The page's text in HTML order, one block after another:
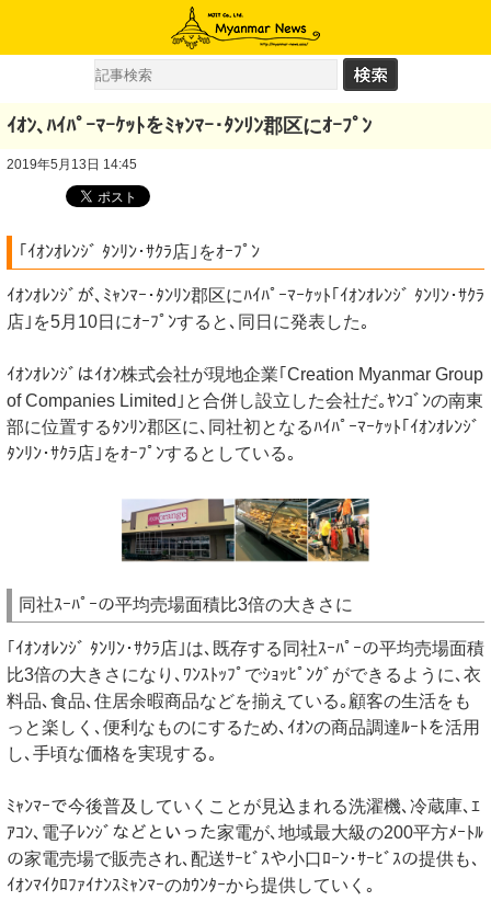
ｲｵﾝ､ﾊｲﾊﾟｰﾏｰｹｯﾄをﾐｬﾝﾏｰ･ﾀﾝﾘﾝ郡区にｵｰﾌﾟﾝ
2019年5月13日 14:45
｢ｲｵﾝｵﾚﾝｼﾞ ﾀﾝﾘﾝ･ｻｸﾗ店｣をｵｰﾌﾟﾝ
ｲｵﾝｵﾚﾝｼﾞが､ﾐｬﾝﾏｰ･ﾀﾝﾘﾝ郡区にﾊｲﾊﾟｰﾏｰｹｯﾄ｢ｲｵﾝｵﾚﾝｼﾞ ﾀﾝﾘﾝ･ｻｸﾗ
店｣を5月10日にｵｰﾌﾟﾝすると､同日に発表した｡
ｲｵﾝｵﾚﾝｼﾞはｲｵﾝ株式会社が現地企業｢Creation Myanmar Group
of Companies Limited｣と合併し設立した会社だ｡ﾔﾝｺﾞﾝの南東
部に位置するﾀﾝﾘﾝ郡区に､同社初となるﾊｲﾊﾟｰﾏｰｹｯﾄ｢ｲｵﾝｵﾚﾝｼﾞ
ﾀﾝﾘﾝ･ｻｸﾗ店｣をｵｰﾌﾟﾝするとしている｡
同社ｽｰﾊﾟｰの平均売場面積比3倍の大きさに
｢ｲｵﾝｵﾚﾝｼﾞ ﾀﾝﾘﾝ･ｻｸﾗ店｣は､既存する同社ｽｰﾊﾟｰの平均売場面積
比3倍の大きさになり､ﾜﾝｽﾄｯﾌﾟでｼｮｯﾋﾟﾝｸﾞができるように､衣
料品､食品､住居余暇商品などを揃えている｡顧客の生活をも
っと楽しく､便利なものにするため､ｲｵﾝの商品調達ﾙｰﾄを活用
し､手頃な価格を実現する｡
ﾐｬﾝﾏｰで今後普及していくことが見込まれる洗濯機､冷蔵庫､ｴ
ｱｺﾝ､電子ﾚﾝｼﾞなどといった家電が､地域最大級の200平方ﾒｰﾄﾙ
の家電売場で販売され､配送ｻｰﾋﾞｽや小口ﾛｰﾝ･ｻｰﾋﾞｽの提供も､
ｲｵﾝﾏｲｸﾛﾌｧｲﾅﾝｽﾐｬﾝﾏｰのｶｳﾝﾀｰから提供していく｡